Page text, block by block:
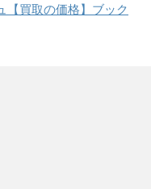
【買取の価格】ブック